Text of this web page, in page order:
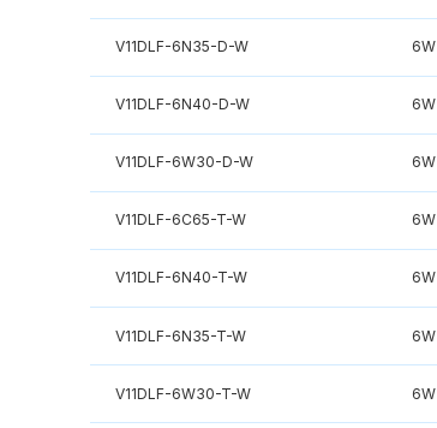
V11DLF-6N35-D-W 6W
V11DLF-6N40-D-W 6W
V11DLF-6W30-D-W 6W
V11DLF-6C65-T-W 6W
V11DLF-6N40-T-W 6W
V11DLF-6N35-T-W 6W
V11DLF-6W30-T-W 6W